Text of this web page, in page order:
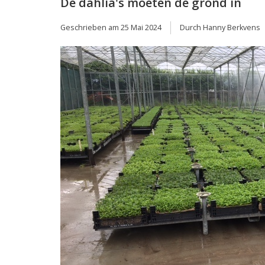
Geschrieben am 25 Mai 2024 Durch Hanny Berkvens